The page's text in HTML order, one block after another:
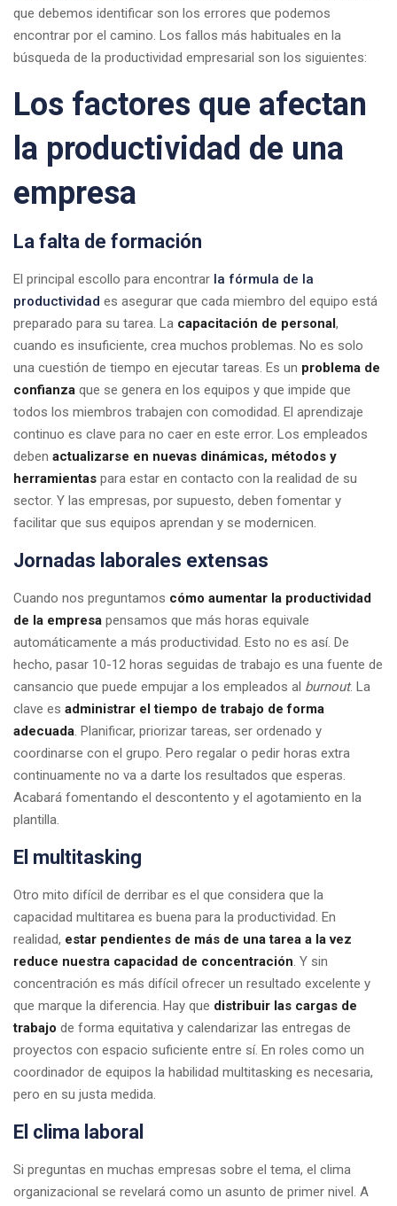
que debemos identificar son los errores que podemos
encontrar por el camino. Los fallos más habituales en la
búsqueda de la productividad empresarial son los siguientes:
Los factores que afectan
la productividad de una
empresa
La falta de formación
El principal escollo para encontrar la fórmula de la
productividad es asegurar que cada miembro del equipo está
preparado para su tarea. La capacitación de personal,
cuando es insuficiente, crea muchos problemas. No es solo
una cuestión de tiempo en ejecutar tareas. Es un problema de
confianza que se genera en los equipos y que impide que
todos los miembros trabajen con comodidad. El aprendizaje
continuo es clave para no caer en este error. Los empleados
deben actualizarse en nuevas dinámicas, métodos y
herramientas para estar en contacto con la realidad de su
sector. Y las empresas, por supuesto, deben fomentar y
facilitar que sus equipos aprendan y se modernicen.
Jornadas laborales extensas
Cuando nos preguntamos cómo aumentar la productividad
de la empresa pensamos que más horas equivale
automáticamente a más productividad. Esto no es así. De
hecho, pasar 10-12 horas seguidas de trabajo es una fuente de
cansancio que puede empujar a los empleados al burnout. La
clave es administrar el tiempo de trabajo de forma
adecuada. Planificar, priorizar tareas, ser ordenado y
coordinarse con el grupo. Pero regalar o pedir horas extra
continuamente no va a darte los resultados que esperas.
Acabará fomentando el descontento y el agotamiento en la
plantilla.
El multitasking
Otro mito difícil de derribar es el que considera que la
capacidad multitarea es buena para la productividad. En
realidad, estar pendientes de más de una tarea a la vez
reduce nuestra capacidad de concentración. Y sin
concentración es más difícil ofrecer un resultado excelente y
que marque la diferencia. Hay que distribuir las cargas de
trabajo de forma equitativa y calendarizar las entregas de
proyectos con espacio suficiente entre sí. En roles como un
coordinador de equipos la habilidad multitasking es necesaria,
pero en su justa medida.
El clima laboral
Si preguntas en muchas empresas sobre el tema, el clima
organizacional se revelará como un asunto de primer nivel. A